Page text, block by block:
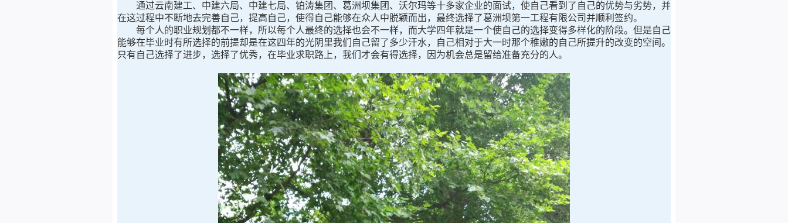
通过云南建工、中建六局、中建七局、铂涛集团、葛洲坝集团、沃尔玛等十多家企业的面试，使自己看到了自己的优势与劣势，并
在这过程中不断地去完善自己，提高自己，使得自己能够在众人中脱颖而出，最终选择了葛洲坝第一工程有限公司并顺利签约。
每个人的职业规划都不一样，所以每个人最终的选择也会不一样，而大学四年就是一个使自己的选择变得多样化的阶段。但是自己
能够在毕业时有所选择的前提却是在这四年的光阴里我们自己留了多少汗水，自己相对于大一时那个稚嫩的自己所提升的改变的空间。
只有自己选择了进步，选择了优秀，在毕业求职路上，我们才会有得选择，因为机会总是留给准备充分的人。